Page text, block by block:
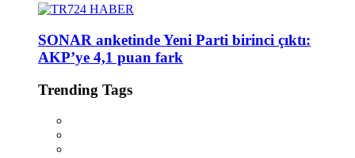
SONAR anketinde Yeni Parti birinci çıktı:
AKP’ye 4,1 puan fark
Trending Tags